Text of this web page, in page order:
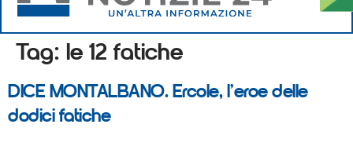
Tag: le 12 fatiche
DICE MONTALBANO. Ercole, l’eroe delle
dodici fatiche